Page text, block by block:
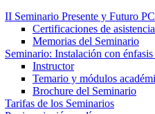
II Seminario Presente y Futuro
Certificaciones de asistencia
Memorias del Seminario
Seminario: Instalación con
Instructor
Temario y módulos
Brochure del Seminario
Tarifas de los Seminarios